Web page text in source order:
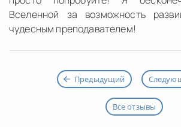
Вселенной за возможность
чудесным преподавателем!
Предыдущий
Все отзывы